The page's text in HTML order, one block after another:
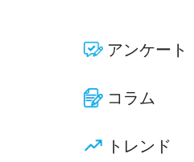
アンケート
コラム
トレンド